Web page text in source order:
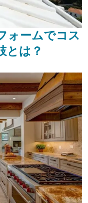
ォームでコス
とは？